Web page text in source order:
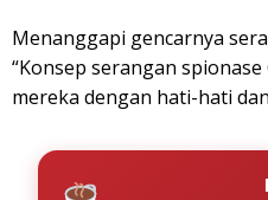
Menanggapi gencarnya
“Konsep serangan
mereka dengan hati-hati